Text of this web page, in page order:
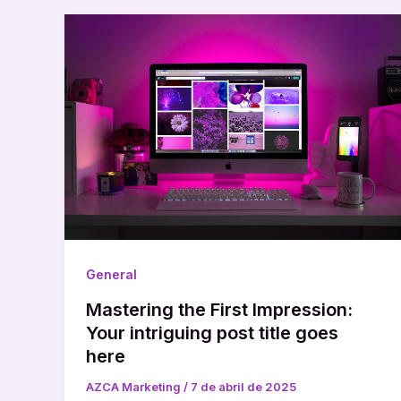
General
Mastering the First Impression:
Your intriguing post title goes
here
AZCA Marketing / 7 de abril de 2025